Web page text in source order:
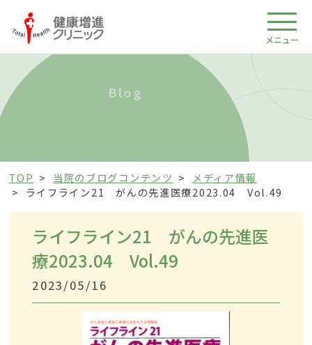
メニュー
Blog
TOP 当院のブログコンテンツ
メディア情報
ライフライン21 がんの先進医療2023.04 Vol.49
ライフライン21 がんの先進医
療2023.04 Vol.49
2023/05/16